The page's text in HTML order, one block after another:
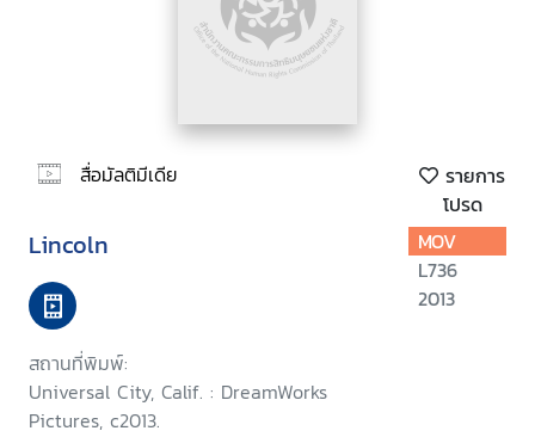
สื่อมัลติมีเดีย
รายการ
โปรด
Lincoln
สถานที่พิมพ์:
Universal City, Calif. : DreamWorks
Pictures, c2013.
MOV
L736
2013